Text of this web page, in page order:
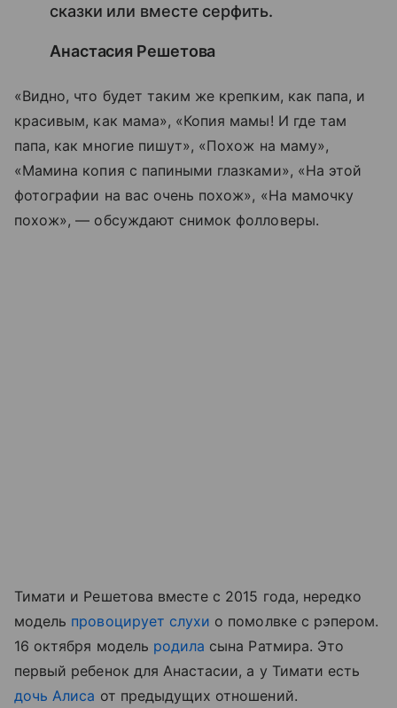
сказки или вместе серфить.
Анастасия Решетова
«Видно, что будет таким же крепким, как папа, и
красивым, как мама», «Копия мамы! И где там
папа, как многие пишут», «Похож на маму»,
«Мамина копия с папиными глазками», «На этой
фотографии на вас очень похож», «На мамочку
похож», — обсуждают снимок фолловеры.
Тимати и Решетова вместе с 2015 года, нередко
модель провоцирует слухи о помолвке с рэпером.
16 октября модель родила сына Ратмира. Это
первый ребенок для Анастасии, а у Тимати есть
дочь Алиса от предыдущих отношений.